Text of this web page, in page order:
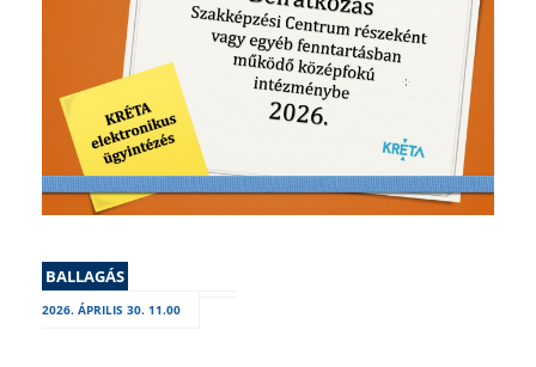
BALLAGÁS
2026. ÁPRILIS 30. 11.00